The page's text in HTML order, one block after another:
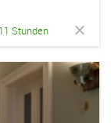
Stunden